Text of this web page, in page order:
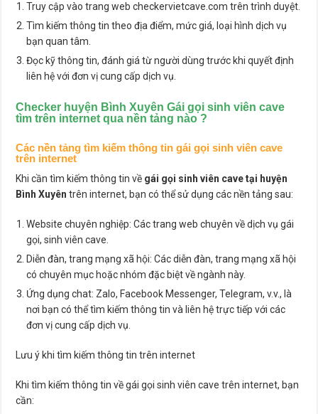
Truy cập vào trang web checkervietcave.com trên trình duyệt.
Tìm kiếm thông tin theo địa điểm, mức giá, loại hình dịch vụ
bạn quan tâm.
Đọc kỹ thông tin, đánh giá từ người dùng trước khi quyết định
liên hệ với đơn vị cung cấp dịch vụ.
Checker huyện Bình Xuyên Gái gọi sinh viên cave
tìm trên internet qua nền tảng nào ?
Các nền tảng tìm kiếm thông tin gái gọi sinh viên cave
trên internet
Khi cần tìm kiếm thông tin về gái gọi sinh viên cave tại huyện
Bình Xuyên trên internet, bạn có thể sử dụng các nền tảng sau:
Website chuyên nghiệp: Các trang web chuyên về dịch vụ gái
gọi, sinh viên cave.
Diễn đàn, trang mạng xã hội: Các diễn đàn, trang mạng xã hội
có chuyên mục hoặc nhóm đặc biệt về ngành này.
Ứng dụng chat: Zalo, Facebook Messenger, Telegram, v.v., là
nơi bạn có thể tìm kiếm thông tin và liên hệ trực tiếp với các
đơn vị cung cấp dịch vụ.
Lưu ý khi tìm kiếm thông tin trên internet
Khi tìm kiếm thông tin về gái gọi sinh viên cave trên internet, bạn
cần: